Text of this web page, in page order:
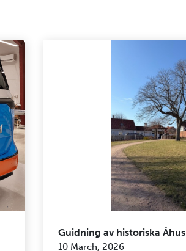
Guidning av historiska Åhus
10 March, 2026